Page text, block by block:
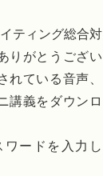
ティング総合対
りがとうござい
れている音声、
講義をダウンロ
ードを入力し